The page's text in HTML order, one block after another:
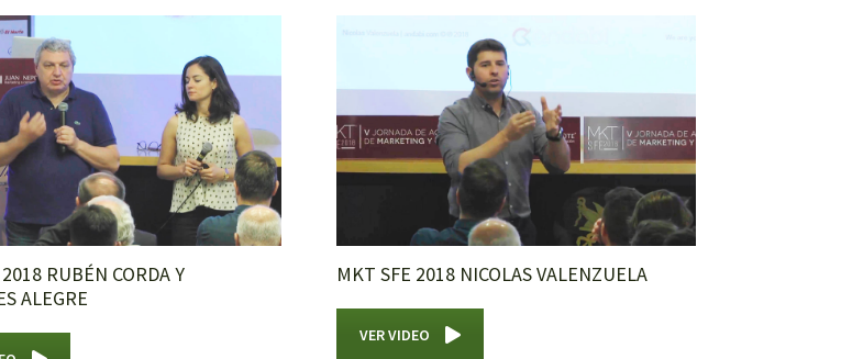
RUBÉN CORDA Y
ALEGRE
MKT SFE 2018 NICOLAS VALENZUELA
VER VIDEO